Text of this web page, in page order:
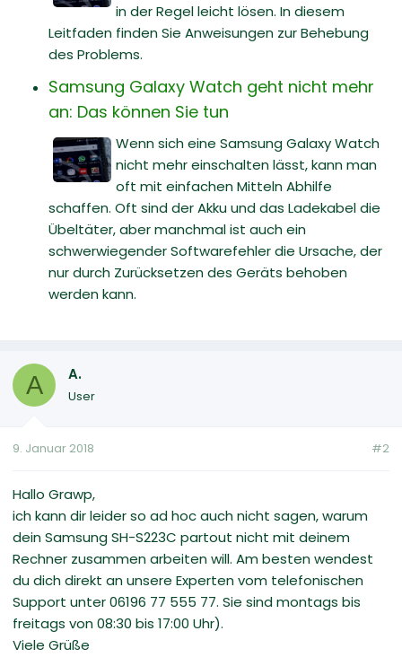
in der Regel leicht lösen. In diesem
Leitfaden finden Sie Anweisungen zur Behebung
des Problems.
Samsung Galaxy Watch geht nicht mehr
an: Das können Sie tun
Wenn sich eine Samsung Galaxy Watch
nicht mehr einschalten lässt, kann man
oft mit einfachen Mitteln Abhilfe
schaffen. Oft sind der Akku und das Ladekabel die
Übeltäter, aber manchmal ist auch ein
schwerwiegender Softwarefehler die Ursache, der
nur durch Zurücksetzen des Geräts behoben
werden kann.
A A.
User
9. Januar 2018 #2
Hallo Grawp,
ich kann dir leider so ad hoc auch nicht sagen, warum
dein Samsung SH-S223C partout nicht mit deinem
Rechner zusammen arbeiten will. Am besten wendest
du dich direkt an unsere Experten vom telefonischen
Support unter 06196 77 555 77. Sie sind montags bis
freitags von 08:30 bis 17:00 Uhr).
Viele Grüße